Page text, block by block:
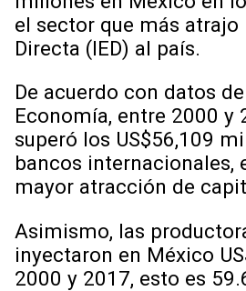
el sector que más atrajo
Directa (IED) al país.
De acuerdo con datos
Economía, entre 2000
superó los US$56,109
bancos internacionales,
mayor atracción de
Asimismo, las
inyectaron en México
2000 y 2017, esto es